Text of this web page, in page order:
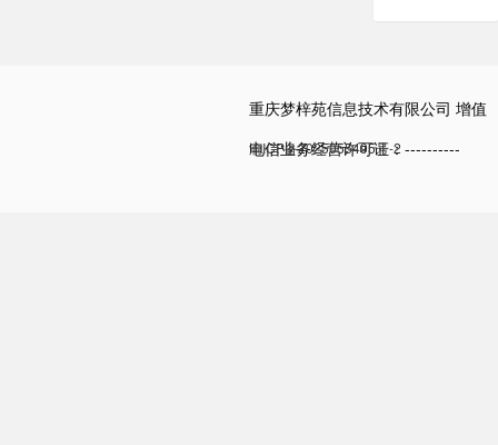
重庆梦梓苑信息技术有限公司 增值
电信业务经营许可证：----------
渝ICP备2025055495号-2